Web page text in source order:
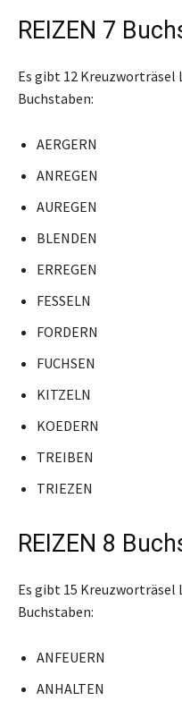
REIZEN 7
Es gibt 12 Kreuzworträsel
Buchstaben:
AERGERN
ANREGEN
AUREGEN
BLENDEN
ERREGEN
FESSELN
FORDERN
FUCHSEN
KITZELN
KOEDERN
TREIBEN
TRIEZEN
REIZEN 8
Es gibt 15 Kreuzworträsel
Buchstaben:
ANFEUERN
ANHALTEN